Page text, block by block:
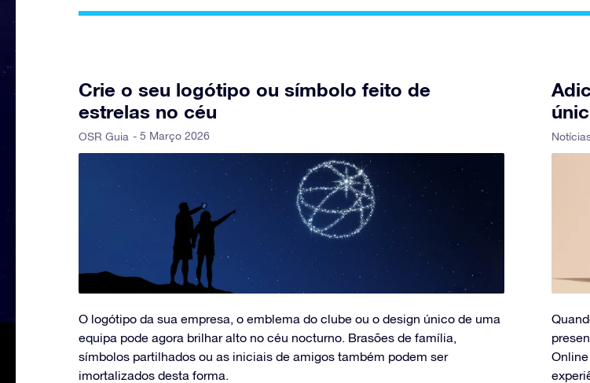
Crie o seu logótipo ou símbolo feito de
estrelas no céu
OSR Guia - 5 Março 2026
O logótipo da sua empresa, o emblema do clube ou o design único de uma
equipa pode agora brilhar alto no céu nocturno. Brasões de família,
símbolos partilhados ou as iniciais de amigos também podem ser
imortalizados desta forma.